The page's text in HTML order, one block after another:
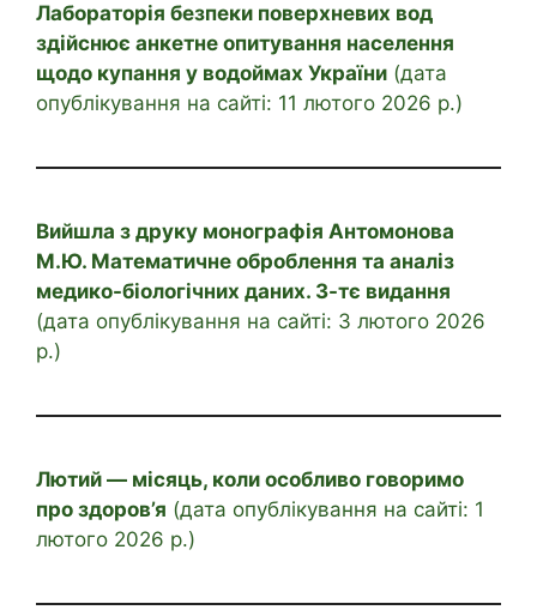
Лабораторія безпеки поверхневих вод
здійснює анкетне опитування населення
щодо купання у водоймах України (дата
опублікування на сайті: 11 лютого 2026 р.)
Вийшла з друку монографія Антомонова
М.Ю. Математичне оброблення та аналіз
медико-біологічних даних. 3-тє видання
(дата опублікування на сайті: 3 лютого 2026
р.)
Лютий — місяць, коли особливо говоримо
про здоров’я (дата опублікування на сайті: 1
лютого 2026 р.)